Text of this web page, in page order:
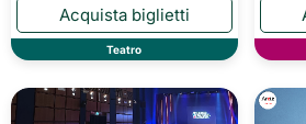
Teatro